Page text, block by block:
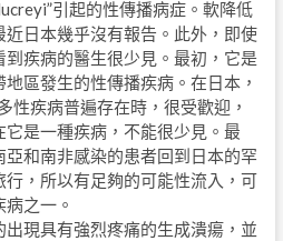
引起的性傳播病症。軟降低
日本幾乎沒有報告。此外，即使
疾病的醫生很少見。最初，它是
區發生的性傳播疾病。在日本，
性疾病普遍存在時，很受歡迎，
是一種疾病，不能很少見。最
和南非感染的患者回到日本的罕
，所以有足夠的可能性流入，可
之一。
現具有強烈疼痛的生成潰瘍，並